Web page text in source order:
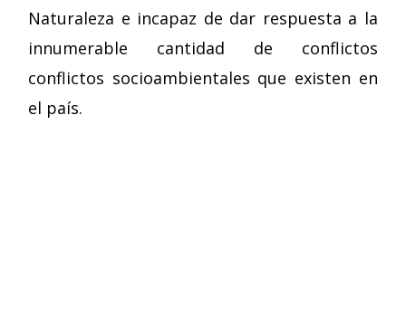
Naturaleza e incapaz de dar respuesta a la
innumerable cantidad de conflictos
conflictos socioambientales que existen en
el país.